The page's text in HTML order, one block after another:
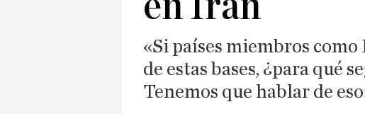
«Si países miembros como
de estas bases, ¿para qué
Tenemos que hablar de